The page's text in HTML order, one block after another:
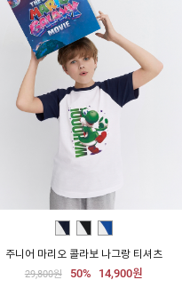
주니어 마리오 콜라보 나그랑 티셔츠
29,800원 50% 14,900원